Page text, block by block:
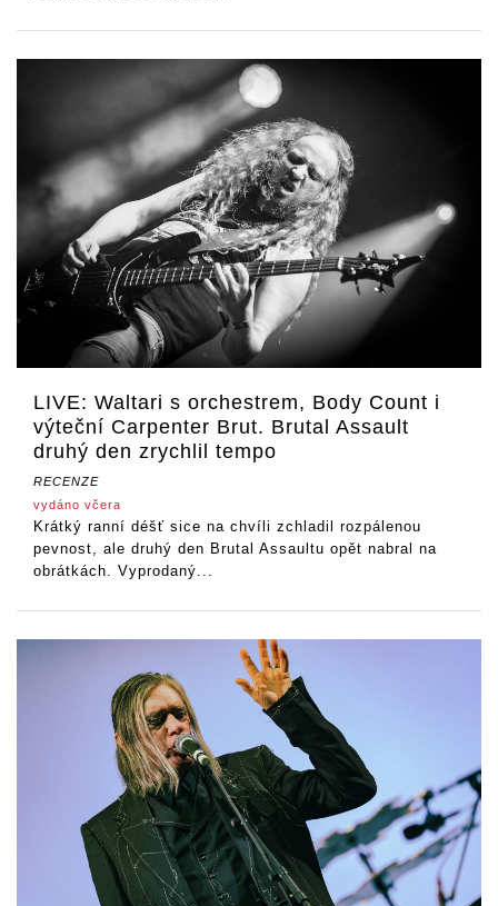
LIVE: Waltari s orchestrem, Body Count i
výteční Carpenter Brut. Brutal Assault
druhý den zrychlil tempo
RECENZE
vydáno včera
Krátký ranní déšť sice na chvíli zchladil rozpálenou
pevnost, ale druhý den Brutal Assaultu opět nabral na
obrátkách. Vyprodaný...